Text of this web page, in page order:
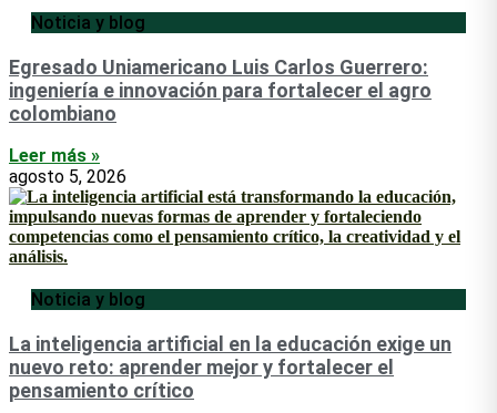
Noticia y blog
Egresado Uniamericano Luis Carlos Guerrero:
ingeniería e innovación para fortalecer el agro
colombiano
Leer más »
agosto 5, 2026
Noticia y blog
La inteligencia artificial en la educación exige un
nuevo reto: aprender mejor y fortalecer el
pensamiento crítico